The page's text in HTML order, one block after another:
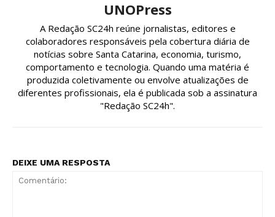
UNOPress
A Redação SC24h reúne jornalistas, editores e
colaboradores responsáveis pela cobertura diária de
notícias sobre Santa Catarina, economia, turismo,
comportamento e tecnologia. Quando uma matéria é
produzida coletivamente ou envolve atualizações de
diferentes profissionais, ela é publicada sob a assinatura
"Redação SC24h".
DEIXE UMA RESPOSTA